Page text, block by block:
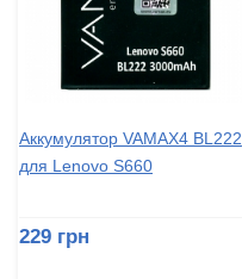
Аккумулятор VAMAX4 BL222
для Lenovo S660
229 грн